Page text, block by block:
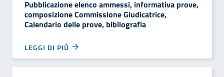
Pubblicazione elenco ammessi, informativa prove,
composizione Commissione Giudicatrice,
Calendario delle prove, bibliografia
LEGGI DI PIÙ